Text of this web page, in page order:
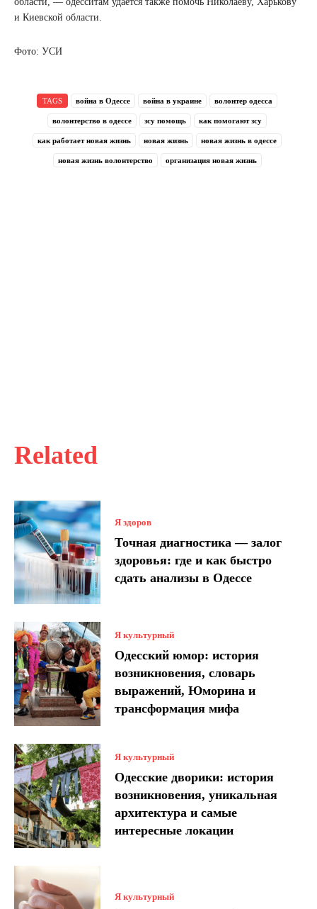
Related
Я здоров
Точная диагностика — залог
здоровья: где и как быстро
сдать анализы в Одессе
Я культурный
Одесский юмор: история
возникновения, словарь
выражений, Юморина и
трансформация мифа
Я культурный
Одесские дворики: история
возникновения, уникальная
архитектура и самые
интересные локации
Я культурный
и Киевской области.
Фото: УСИ
TAGS война в Одессе война в украине волонтер одесса
волонтерство в одессе зсу помощь как помогают зсу
как работает новая жизнь новая жизнь новая жизнь в одессе
новая жизнь волонтерство организация новая жизнь